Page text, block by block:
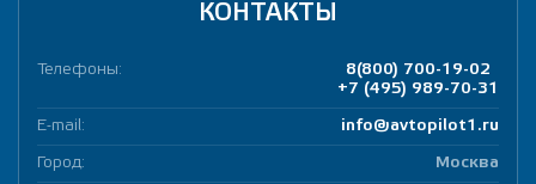
КОНТАКТЫ
Телефоны:
8(800) 700-19-02
+7 (495) 989-70-31
E-mail: info@avtopilot1.ru
Город: Москва